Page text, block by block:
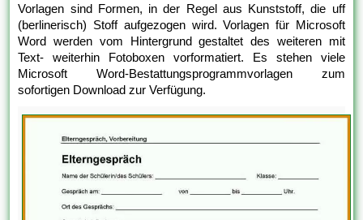
Vorlagen sind Formen, in der Regel aus Kunststoff, die uff
(berlinerisch) Stoff aufgezogen wird. Vorlagen für Microsoft
Word werden vom Hintergrund gestaltet des weiteren mit
Text- weiterhin Fotoboxen vorformatiert. Es stehen viele
Microsoft Word-Bestattungsprogrammvorlagen zum
sofortigen Download zur Verfügung.